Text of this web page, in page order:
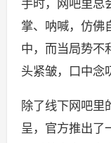
手时，网吧里总
掌、呐喊，仿佛
中，而当局势不
头紧皱，口中念
除了线下网吧里
呈，官方推出了